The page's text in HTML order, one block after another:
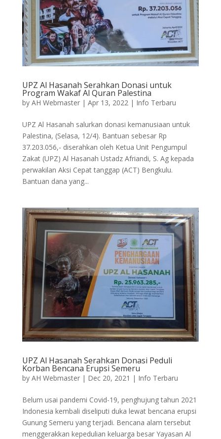
UPZ Al Hasanah Serahkan Donasi untuk
Program Wakaf Al Quran Palestina
by AH Webmaster| Apr 13, 2022 | Info Terbaru
UPZ Al Hasanah salurkan donasi kemanusiaan untuk
Palestina, (Selasa, 12/4). Bantuan sebesar Rp
37.203.056,- diserahkan oleh Ketua Unit Pengumpul
Zakat (UPZ) Al Hasanah Ustadz Afriandi, S. Ag kepada
perwakilan Aksi Cepat tanggap (ACT) Bengkulu.
Bantuan dana yang...
UPZ Al Hasanah Serahkan Donasi Peduli
Korban Bencana Erupsi Semeru
by AH Webmaster| Dec 20, 2021 | Info Terbaru
Belum usai pandemi Covid-19, penghujung tahun 2021
Indonesia kembali diseliputi duka lewat bencana erupsi
Gunung Semeru yang terjadi. Bencana alam tersebut
menggerakkan kepedulian keluarga besar Yayasan Al